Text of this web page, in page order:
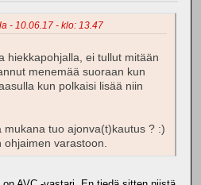
- 10.06.17 - klo: 13.47
hiekkapohjalla, ei tullut mitään
menemää suoraan kun
kun polkaisi lisää niin
mukana tuo ajonva(t)kautus ? :)
ohjaimen varastoon.